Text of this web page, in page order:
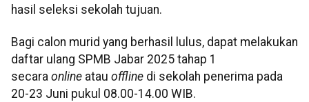
hasil seleksi sekolah tujuan.
Bagi calon murid yang berhasil lulus, dapat melakukan
daftar ulang SPMB Jabar 2025 tahap 1
secara online atau offline di sekolah penerima pada
20-23 Juni pukul 08.00-14.00 WIB.